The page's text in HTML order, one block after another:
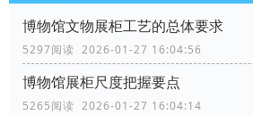
博物馆文物展柜工艺的总体要求
5297阅读 2026-01-27 16:04:56
博物馆展柜尺度把握要点
5265阅读 2026-01-27 16:04:14